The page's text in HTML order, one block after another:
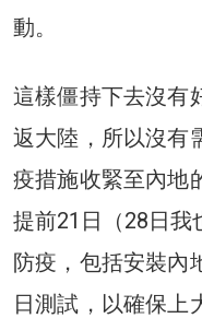
動。
這樣僵持下去沒有
返大陸，所以沒有
疫措施收緊至內地
提前21日（28日我
防疫，包括安裝內
日測試，以確保上